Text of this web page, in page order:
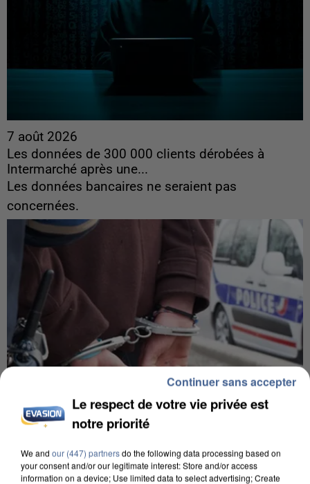
7 août 2026
Les données de 300 000 clients dérobées à
Intermarché après une...
Les données bancaires ne seraient pas
concernées.
7 août 2026
Un second cadre de la DZ Mafia interpellé en
Le respect de votre vie privée est
notre priorité
We and our (447) partnersdo the following data processing based on
your consent and/or our legitimate interest: Store and/or access
information on a device; Use limited data to select advertising; Create
Continuer sans accepter